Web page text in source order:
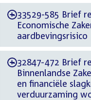
-33529-585 Brief
Economische
aardbevingsrisico
-32847-472 Brief
Binnenlandse
en financiële
verduurzaming